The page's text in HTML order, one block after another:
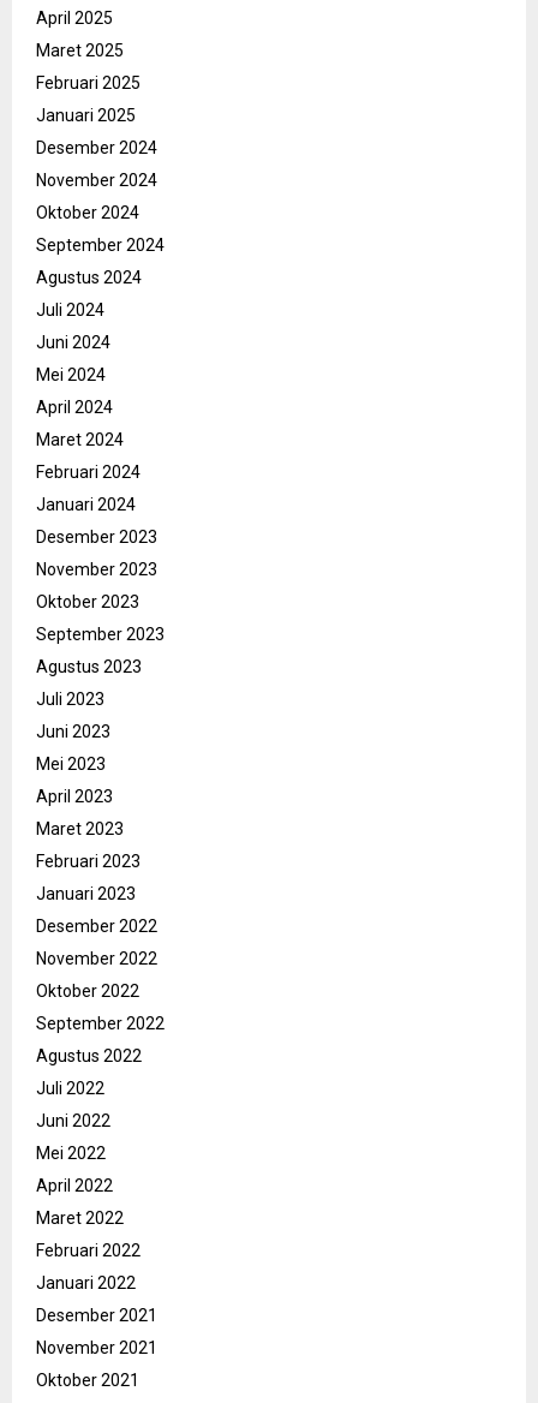
April 2025
Maret 2025
Februari 2025
Januari 2025
Desember 2024
November 2024
Oktober 2024
September 2024
Agustus 2024
Juli 2024
Juni 2024
Mei 2024
April 2024
Maret 2024
Februari 2024
Januari 2024
Desember 2023
November 2023
Oktober 2023
September 2023
Agustus 2023
Juli 2023
Juni 2023
Mei 2023
April 2023
Maret 2023
Februari 2023
Januari 2023
Desember 2022
November 2022
Oktober 2022
September 2022
Agustus 2022
Juli 2022
Juni 2022
Mei 2022
April 2022
Maret 2022
Februari 2022
Januari 2022
Desember 2021
November 2021
Oktober 2021